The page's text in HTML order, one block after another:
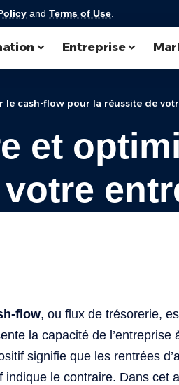
and Terms of Use
Entreprise
le cash-flow pour la réussite de
et
flow, ou flux de trésorerie,
la capacité de
signifie que les rentrées
indique le contraire. Dans cet